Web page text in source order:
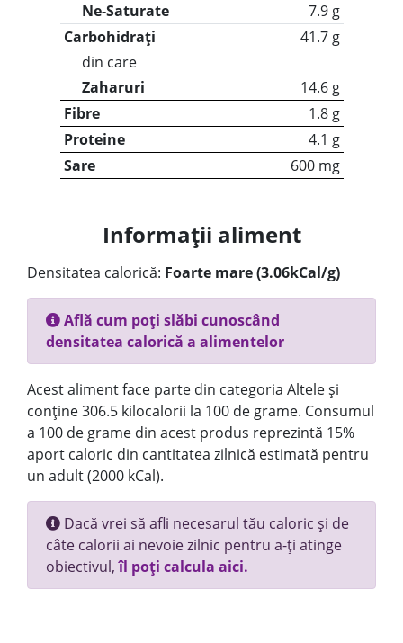
Ne-Saturate
7.9 g
Carbohidrați
41.7 g
din care
Zaharuri
14.6 g
Fibre
1.8 g
Proteine
4.1 g
Sare
600 mg
Informații aliment
Densitatea calorică: Foarte mare (3.06kCal/g)
Află cum poți slăbi cunoscând
densitatea calorică a alimentelor
Acest aliment face parte din categoria Altele și
conține 306.5 kilocalorii la 100 de grame. Consumul
a 100 de grame din acest produs reprezintă 15%
aport caloric din cantitatea zilnică estimată pentru
un adult (2000 kCal).
Dacă vrei să afli necesarul tău caloric și de
câte calorii ai nevoie zilnic pentru a-ți atinge
obiectivul,îl poți calcula aici.